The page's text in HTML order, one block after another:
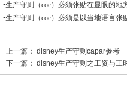
•生产守则（coc）必须张贴在显眼的
•生产守则（coc）必须是以当地语言张
上一篇： disney生产守则capar参考
下一篇： disney生产守则之工资与工